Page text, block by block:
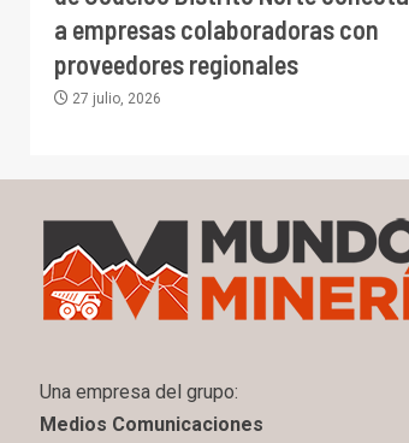
a empresas colaboradoras con
proveedores regionales
27 julio, 2026
Una empresa del grupo:
Medios Comunicaciones